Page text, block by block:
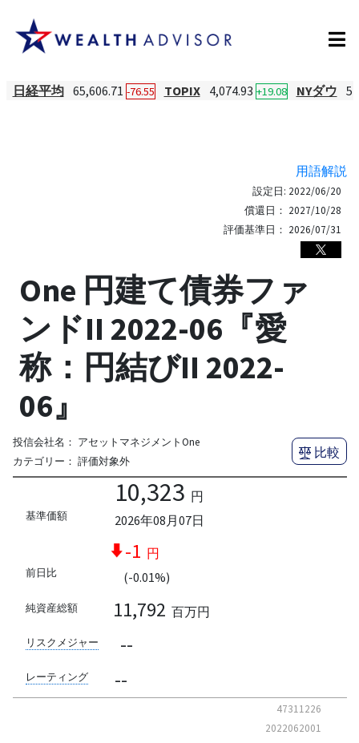
日経平均 65,606.71 -76.55 TOPIX 4,074.93 +19.08 NYダウ
用語解説
設定日: 2022/06/20
償還日： 2027/10/28
評価基準日： 2026/07/31
One 円建て債券ファ
ンドII 2022-06『愛
称：円結びII 2022-
06』
投信会社名： アセットマネジメントOne
カテゴリー： 評価対象外
比較
基準価額
10,323 円
2026年08月07日
前日比
-1 円
(-0.01%)
純資産総額 11,792 百万円
リスクメジャー --
レーティング --
47311226
2022062001